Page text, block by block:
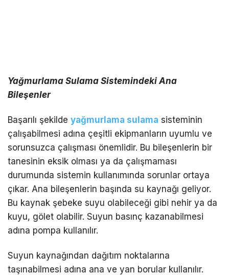
Yağmurlama Sulama Sistemindeki Ana
Bileşenler
Başarılı şekilde yağmurlama sulama sisteminin
çalışabilmesi adına çeşitli ekipmanların uyumlu ve
sorunsuzca çalışması önemlidir. Bu bileşenlerin bir
tanesinin eksik olması ya da çalışmaması
durumunda sistemin kullanımında sorunlar ortaya
çıkar. Ana bileşenlerin başında su kaynağı geliyor.
Bu kaynak şebeke suyu olabileceği gibi nehir ya da
kuyu, gölet olabilir. Suyun basınç kazanabilmesi
adına pompa kullanılır.
Suyun kaynağından dağıtım noktalarına
taşınabilmesi adına ana ve yan borular kullanılır.